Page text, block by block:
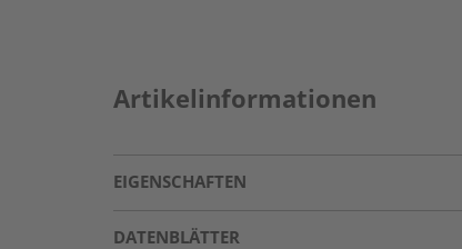
Artikelinformationen
EIGENSCHAFTEN
DATENBLÄTTER